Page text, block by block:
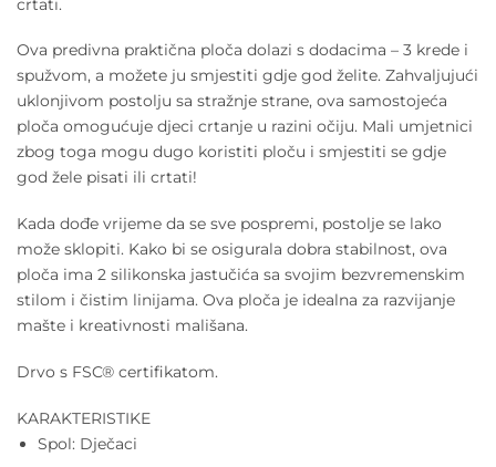
crtati.
Ova predivna praktična ploča dolazi s dodacima – 3 krede i
spužvom, a možete ju smjestiti gdje god želite. Zahvaljujući
uklonjivom postolju sa stražnje strane, ova samostojeća
ploča omogućuje djeci crtanje u razini očiju. Mali umjetnici
zbog toga mogu dugo koristiti ploču i smjestiti se gdje
god žele pisati ili crtati!
Kada dođe vrijeme da se sve pospremi, postolje se lako
može sklopiti. Kako bi se osigurala dobra stabilnost, ova
ploča ima 2 silikonska jastučića sa svojim bezvremenskim
stilom i čistim linijama. Ova ploča je idealna za razvijanje
mašte i kreativnosti mališana.
Drvo s FSC® certifikatom.
KARAKTERISTIKE
Spol: Dječaci